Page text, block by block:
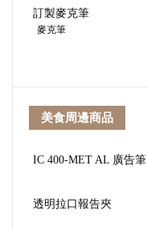
訂製麥克筆
麥克筆
美食周邊商品
IC 400-MET AL 廣告筆
透明拉口報告夾